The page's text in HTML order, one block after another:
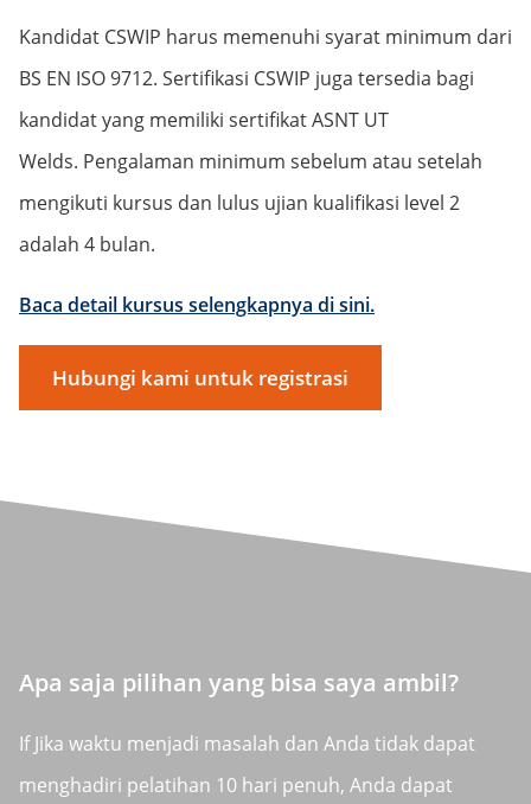
Kandidat CSWIP harus memenuhi syarat minimum dari
BS EN ISO 9712. Sertifikasi CSWIP juga tersedia bagi
kandidat yang memiliki sertifikat ASNT UT
Welds. Pengalaman minimum sebelum atau setelah
mengikuti kursus dan lulus ujian kualifikasi level 2
adalah 4 bulan.
Baca detail kursus selengkapnya di sini.
Hubungi kami untuk registrasi
Apa saja pilihan yang bisa saya ambil?
If Jika waktu menjadi masalah dan Anda tidak dapat
menghadiri pelatihan 10 hari penuh, Anda dapat